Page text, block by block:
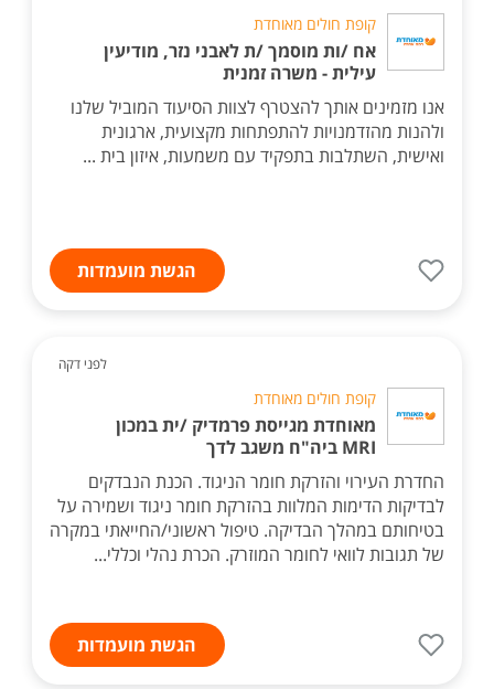
קופת חולים מאוחדת
אח /ות מוסמך /ת לאבני נזר, מודיעין
עילית - משרה זמנית
אנו מזמינים אותך להצטרף לצוות הסיעוד המוביל שלנו
ולהנות מהזדמנויות להתפתחות מקצועית, ארגונית
ואישית, השתלבות בתפקיד עם משמעות, איזון בית ...
הגשת מועמדות
לפני דקה
קופת חולים מאוחדת
מאוחדת מגייסת פרמדיק /ית במכון
MRI ביה"ח משגב לדך
החדרת העירוי והזרקת חומר הניגוד. הכנת הנבדקים
לבדיקות הדימות המלוות בהזרקת חומר ניגוד ושמירה על
בטיחותם במהלך הבדיקה. טיפול ראשוני/החייאתי במקרה
של תגובות לוואי לחומר המוזרק. הכרת נהלי וכללי...
הגשת מועמדות